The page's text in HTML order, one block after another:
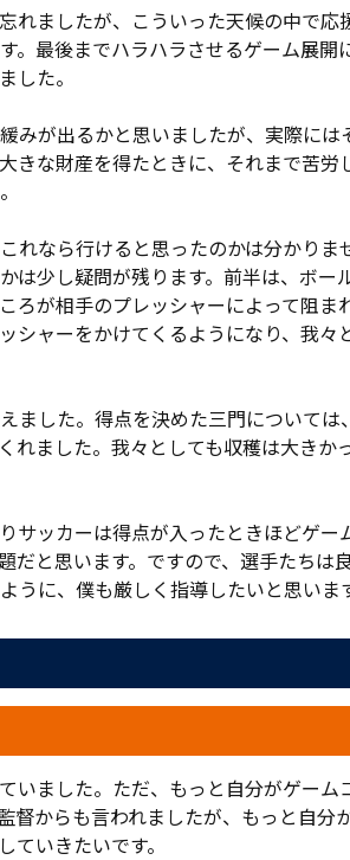
した。三門、畑尾がミドルシュート。
。しかし、岐阜も徐々にペースを取
て同点ゴールを許した。
に代えてタビナス ジェファーソンを
ュートを放ったが、ボールはバーを
を終えた。
、相手の粘り強い守備に阻まれてゴ
つ時間が長くなっていく。ベンチが
時に投入。勝負に出た。
定機が生まれた。しかし、バブンスキ
いうアンラッキーな場面もあった。
トルが立ちはだかった。
ディショナルタイムは3分。勝点3を
右サイドで奥井の縦パスを受けた小島
たボールをバブンスキーがスルー。ダ
。「ガンガン行っていいですか?」。
奪うために中へ入った背番号7のシュ
、2-1のままタイムアップ。ホームで
れましたが、こういった天候の中で応
。最後までハラハラさせるゲーム展開
した。
みが出るかと思いましたが、実際には
きな財産を得たときに、それまで苦労
れなら行けると思ったのかは分かりま
は少し疑問が残ります。前半は、ボー
ろが相手のプレッシャーによって阻ま
シャーをかけてくるようになり、我々
ました。得点を決めた三門については
れました。我々としても収穫は大きか
サッカーは得点が入ったときほどゲー
だと思います。ですので、選手たちは
に、僕も厳しく指導したいと思いま
いました。ただ、もっと自分がゲーム
督からも言われましたが、もっと自分
いきたいです。